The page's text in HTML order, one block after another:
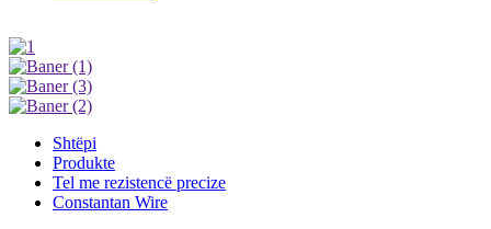
Shtëpi
Produkte
Tel me rezistencë precize
Constantan Wire